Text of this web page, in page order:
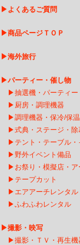
▶よくあるご質問
▶商品ページＴＯＰ
▶海外旅行
▶パーティー・催し物
▶抽選機・パーティー
▶ 厨房・調理機器
▶調理機器・保冷/保
▶式典・ステージ・
▶ テント・テーブル・
▶野外イベント備品
▶ お祭り・模擬店・ア
▶ テープカット
▶ エアアーチレンタ ル
▶ふわふわレンタル
▶撮影・映写
▶撮影・ＴＶ・再生機